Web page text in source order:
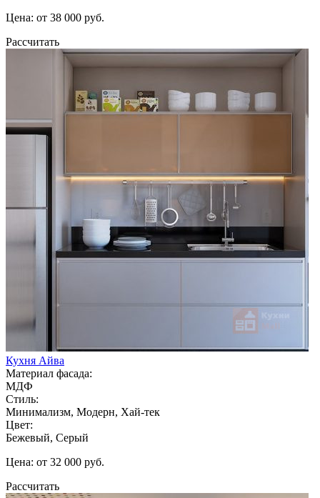
Цена: от 38 000 руб.
Рассчитать
Кухня Айва
Материал фасада:
МДФ
Стиль:
Минимализм, Модерн, Хай-тек
Цвет:
Бежевый, Серый
Цена: от 32 000 руб.
Рассчитать